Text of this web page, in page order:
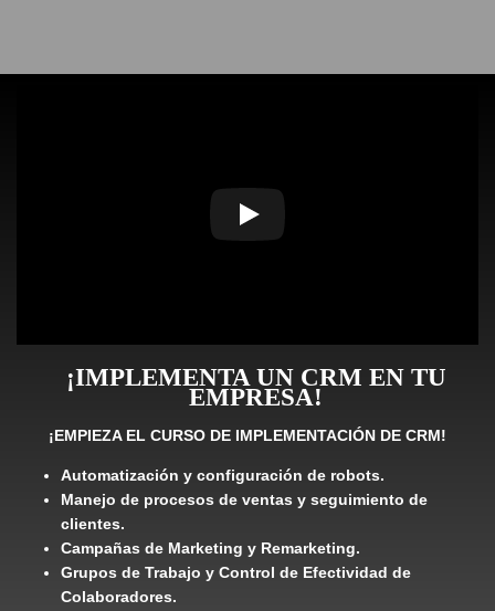
¡IMPLEMENTA UN CRM EN TU
EMPRESA!
¡EMPIEZA EL CURSO DE IMPLEMENTACIÓN DE CRM!
Automatización y configuración de robots.
Manejo de procesos de ventas y seguimiento de
clientes.
Campañas de Marketing y Remarketing.
Grupos de Trabajo y Control de Efectividad de
Colaboradores.